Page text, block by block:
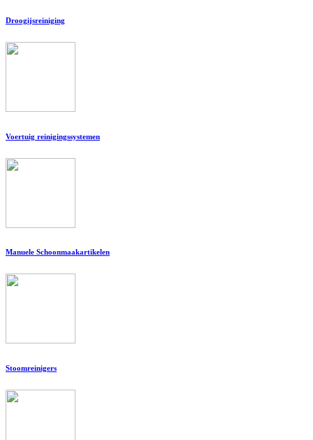
Droogijsreiniging
Voertuig reinigingssystemen
Manuele Schoonmaakartikelen
Stoomreinigers